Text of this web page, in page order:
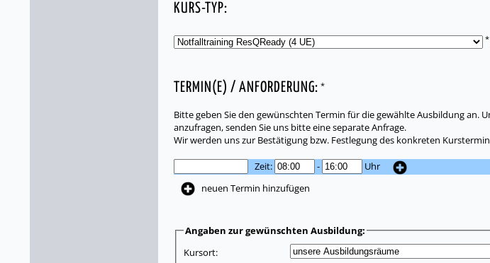
KURS-TYP:
*
TERMIN(E) / ANFORDERUNG: *
Bitte geben Sie den gewünschten Termin für die gewählte Ausbildung an.
anzufragen, senden Sie uns bitte eine separate Anfrage.
Wir werden uns zur Bestätigung bzw. Festlegung des konkreten
Zeit: -
Uhr
neuen Termin hinzufügen
Angaben zur gewünschten Ausbildung:
Kursort: